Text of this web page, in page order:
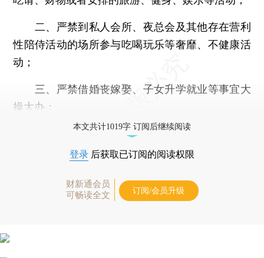
二、严禁到私人会所、夜总会及其他存在营利
性陪侍活动的场所参与吃喝玩乐等奢靡、不健康活
动；
三、严禁借婚丧嫁娶、子女升学就业等事宜大
操大办；
本文共计1019字 订阅后继续阅读
登录 后获取已订阅的阅读权限
财新通会员
可畅读全文
订阅/会员升级